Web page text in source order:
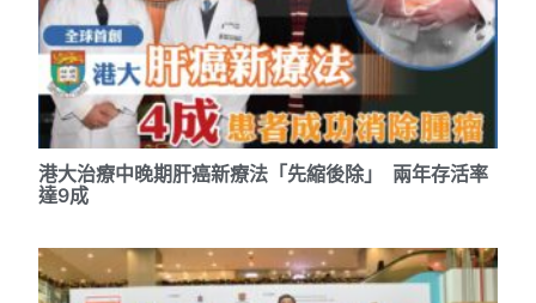
港大治療中晚期肝癌新療法「先縮後除」 兩年存活率
達9成